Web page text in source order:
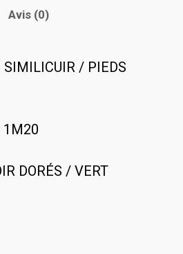
Avis (0)
SIMILICUIR / PIEDS
1M20
DORÉS / VERT